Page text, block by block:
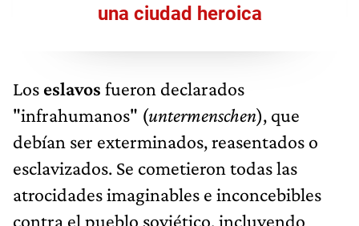
una ciudad heroica
Los eslavos fueron declarados
"infrahumanos" (untermenschen), que
debían ser exterminados, reasentados o
esclavizados. Se cometieron todas las
atrocidades imaginables e inconcebibles
contra el pueblo soviético, incluyendo